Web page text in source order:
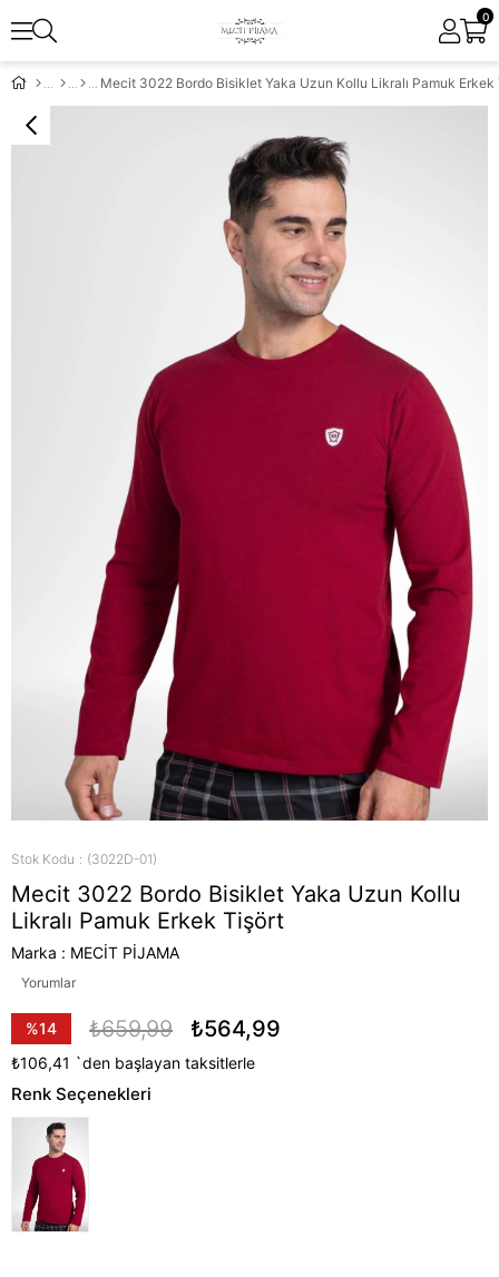
0
Mecit 3022 Bordo Bisiklet Yaka Uzun Kollu Likralı Pamuk Erkek
Stok Kodu (3022D-01)
Mecit 3022 Bordo Bisiklet Yaka Uzun Kollu
Likralı Pamuk Erkek Tişört
Marka : MECİT PİJAMA
Yorumlar
%14
İndirim
₺659,99 ₺564,99
₺106,41 `den başlayan taksitlerle
Renk Seçenekleri